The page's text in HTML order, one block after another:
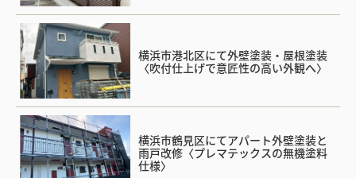
横浜市港北区にて外壁塗装・屋根塗装
〈吹付仕上げで意匠性の高い外観へ〉
横浜市鶴見区にてアパート外壁塗装と
雨戸改修〈プレマテックスの無機塗料
仕様〉